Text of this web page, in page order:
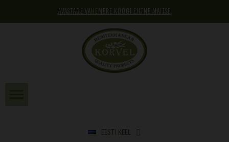
AVASTAGE VAHEMERE KÖÖGI EHTNE MAITSE
EESTI KEEL